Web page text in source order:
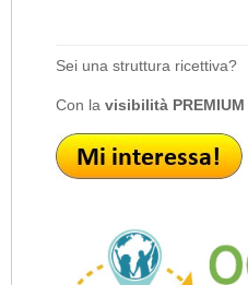
Sei una struttura ricettiva?
Con la visibilità PREMIUM